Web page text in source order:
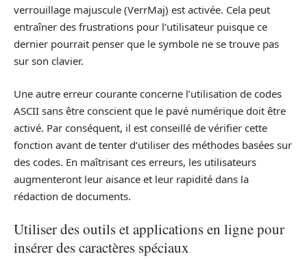
verrouillage majuscule (VerrMaj) est activée. Cela peut
entraîner des frustrations pour l’utilisateur puisque ce
dernier pourrait penser que le symbole ne se trouve pas
sur son clavier.
Une autre erreur courante concerne l’utilisation de codes
ASCII sans être conscient que le pavé numérique doit être
activé. Par conséquent, il est conseillé de vérifier cette
fonction avant de tenter d’utiliser des méthodes basées sur
des codes. En maîtrisant ces erreurs, les utilisateurs
augmenteront leur aisance et leur rapidité dans la
rédaction de documents.
Utiliser des outils et applications en ligne pour
insérer des caractères spéciaux